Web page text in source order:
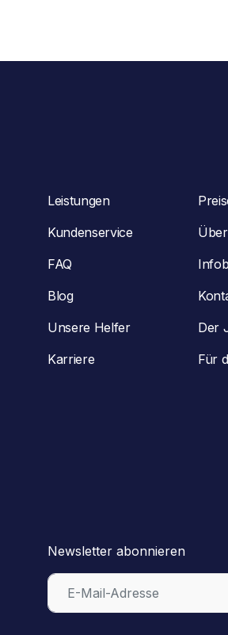
Leistungen
Kundenservice
FAQ
Blog
Unsere Helfer
Der
Karriere
Für
Newsletter abonnieren